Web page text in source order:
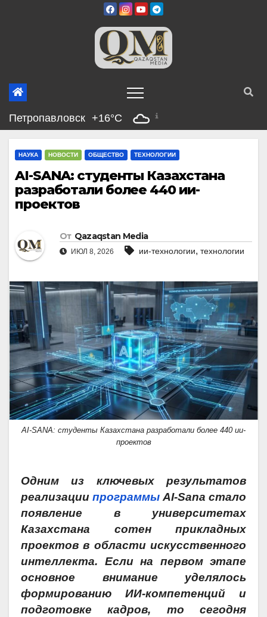
Петропавловск +16°C
НАУКА НОВОСТИ ОБЩЕСТВО ТЕХНОЛОГИИ
AI-SANA: студенты Казахстана
разработали более 440 ии-
проектов
От Qazaqstan Media
ИЮЛ 8, 2026 ии-технологии, технологии
AI-SANA: студенты Казахстана разработали более 440 ии-
проектов
Одним из ключевых результатов
реализации программыAI-Sana стало
появление в университетах
Казахстана сотен прикладных
проектов в области искусственного
интеллекта. Если на первом этапе
основное внимание уделялось
формированию ИИ-компетенций и
подготовке кадров, то сегодня